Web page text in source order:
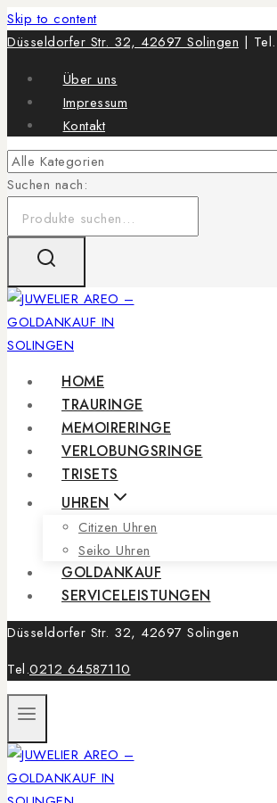
Skip to content
Düsseldorfer Str. 32, 42697 Solingen | Tel.
Über uns
Impressum
Kontakt
Suchen nach:
HOME
TRAURINGE
MEMOIRERINGE
VERLOBUNGSRINGE
TRISETS
UHREN
Citizen Uhren
Seiko Uhren
GOLDANKAUF
SERVICELEISTUNGEN
Düsseldorfer Str. 32, 42697 Solingen
Tel.0212 64587110